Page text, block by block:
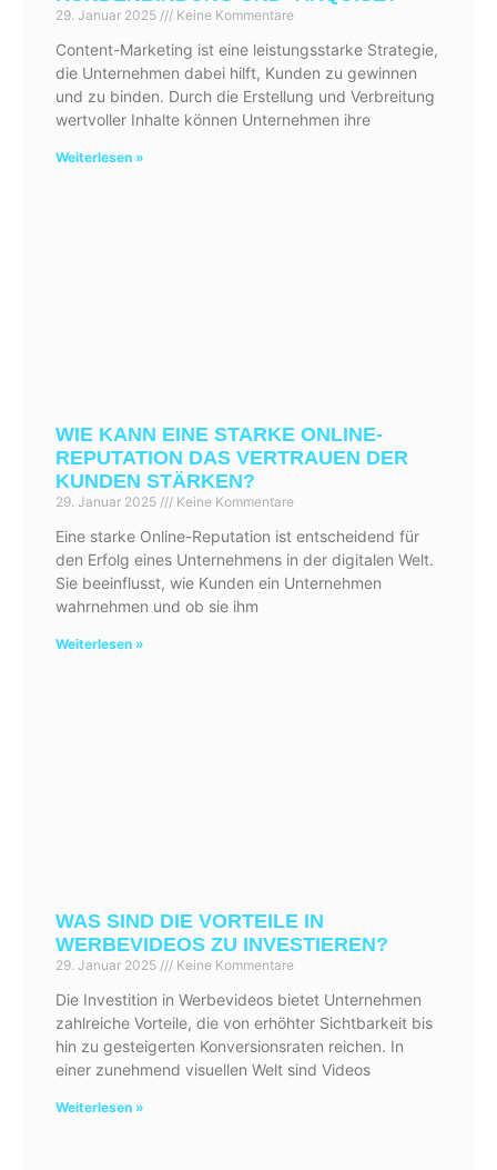
29. Januar 2025 Keine Kommentare
Content-Marketing ist eine leistungsstarke Strategie,
die Unternehmen dabei hilft, Kunden zu gewinnen
und zu binden. Durch die Erstellung und Verbreitung
wertvoller Inhalte können Unternehmen ihre
Weiterlesen »
WIE KANN EINE STARKE ONLINE-
REPUTATION DAS VERTRAUEN DER
KUNDEN STÄRKEN?
29. Januar 2025 Keine Kommentare
Eine starke Online-Reputation ist entscheidend für
den Erfolg eines Unternehmens in der digitalen Welt.
Sie beeinflusst, wie Kunden ein Unternehmen
wahrnehmen und ob sie ihm
Weiterlesen »
WAS SIND DIE VORTEILE IN
WERBEVIDEOS ZU INVESTIEREN?
29. Januar 2025 Keine Kommentare
Die Investition in Werbevideos bietet Unternehmen
zahlreiche Vorteile, die von erhöhter Sichtbarkeit bis
hin zu gesteigerten Konversionsraten reichen. In
einer zunehmend visuellen Welt sind Videos
Weiterlesen »